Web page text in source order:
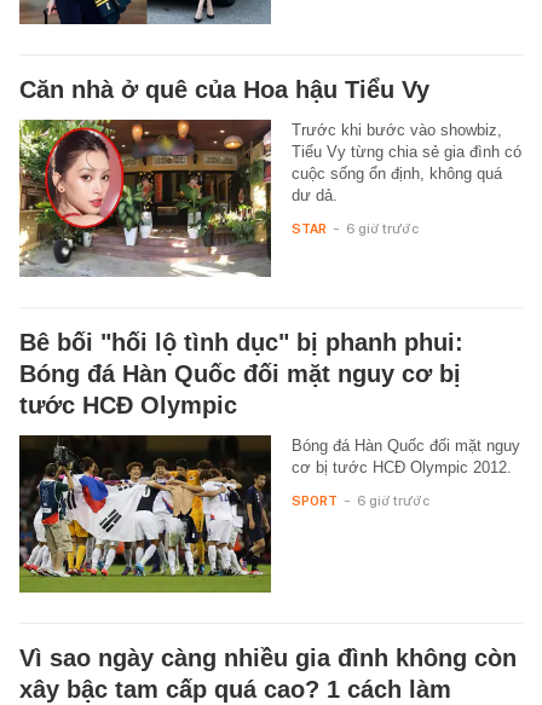
Căn nhà ở quê của Hoa hậu Tiểu Vy
Trước khi bước vào showbiz,
Tiểu Vy từng chia sẻ gia đình có
cuộc sống ổn định, không quá
dư dả.
STAR - 6 giờ trước
Bê bối "hối lộ tình dục" bị phanh phui:
Bóng đá Hàn Quốc đối mặt nguy cơ bị
tước HCĐ Olympic
Bóng đá Hàn Quốc đối mặt nguy
cơ bị tước HCĐ Olympic 2012.
SPORT - 6 giờ trước
Vì sao ngày càng nhiều gia đình không còn
xây bậc tam cấp quá cao? 1 cách làm